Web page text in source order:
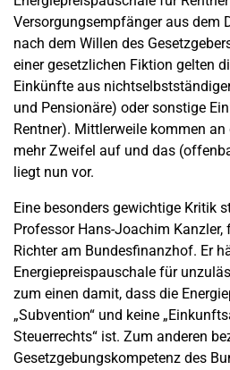
Versorgungsempfänger aus dem
nach dem Willen des
einer gesetzlichen Fiktion gelten
Einkünfte aus
und Pensionäre) oder sonstige
Rentner). Mittlerweile kommen
mehr Zweifel auf und das
liegt nun vor.
Eine besonders gewichtige Kritik
Professor Hans-Joachim Kanzler,
Richter am Bundesfinanzhof. Er
Energiepreispauschale für
zum einen damit, dass die
„Subvention“ und keine
Steuerrechts“ ist. Zum anderen
Gesetzgebungskompetenz des